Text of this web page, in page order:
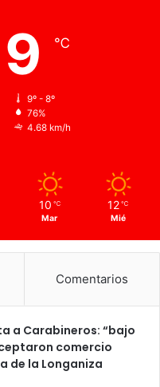
9 ℃
9º - 8º
76%
4.68 km/h
10 ℃
Mar
12 ℃
Mié
Comentarios
a Carabineros: “bajo
comercio
de la Longaniza